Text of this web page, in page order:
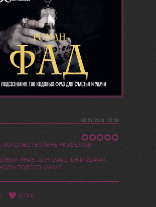
02.07.2026, 22:59
КОЛДОВСТВО (ВНЕ РАЗДЕЛОВ)
ФРАЗ, ДЛЯ СЧАСТЬЯ И УДАЧИ,
КОДЫ ПОДСОЗНАНИЯ
0.0/0